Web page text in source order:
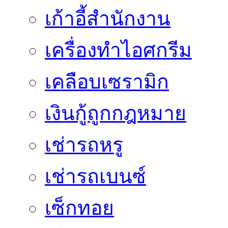
เก้าอี้สำนักงาน
เครื่องทำไอศกรีม
เคลือบเซรามิก
เงินกู้ถูกกฎหมาย
เช่ารถหรู
เช่ารถเบนซ์
เซ็กทอย